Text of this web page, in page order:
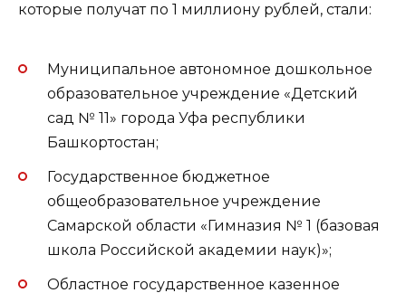
которые получат по 1 миллиону рублей, стали:
Муниципальное автономное дошкольное
образовательное учреждение «Детский
сад № 11» города Уфа республики
Башкортостан;
Государственное бюджетное
общеобразовательное учреждение
Самарской области «Гимназия № 1 (базовая
школа Российской академии наук)»;
Областное государственное казенное